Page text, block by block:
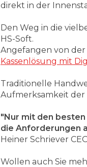
direkt in der
Den Weg in die
HS-Soft.
Angefangen von der
Kassenlösung mit
Traditionelle
Aufmerksamkeit
"Nur mit den
die Anforderungen
Heiner Schriever
Wollen auch Sie